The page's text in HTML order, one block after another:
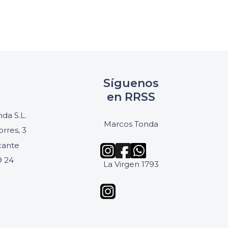
S.L.
3
24
Síguenos
en RRSS
Marcos Tonda
La Virgen 1793